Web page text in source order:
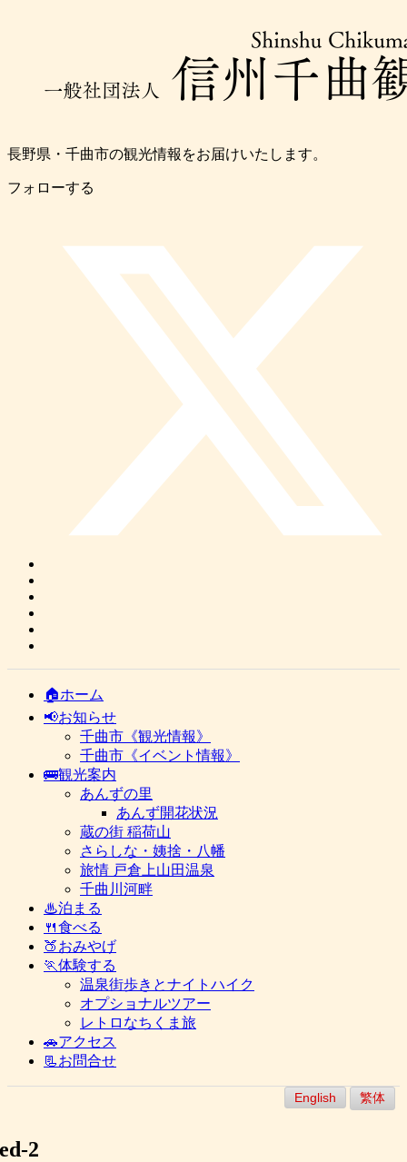
長野県・千曲市の観光情報をお届けいたします。
フォローする
🏠ホーム
📢お知らせ
千曲市《観光情報》
千曲市《イベント情報》
🚌観光案内
あんずの里
あんず開花状況
蔵の街 稲荷山
さらしな・姨捨・八幡
旅情 戸倉上山田温泉
千曲川河畔
♨泊まる
🍴食べる
🍑おみやげ
🏃体験する
温泉街歩きとナイトハイク
オプショナルツアー
レトロなちくま旅
🚗アクセス
📃お問合せ
English 繁体
2